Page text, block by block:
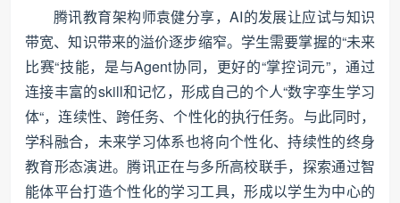
腾讯教育架构师袁健分享，AI的发展让应试与知识
带宽、知识带来的溢价逐步缩窄。学生需要掌握的“未来
比赛“技能，是与Agent协同，更好的“掌控词元”，通过
连接丰富的skill和记忆，形成自己的个人“数字孪生学习
体“，连续性、跨任务、个性化的执行任务。与此同时，
学科融合，未来学习体系也将向个性化、持续性的终身
教育形态演进。腾讯正在与多所高校联手，探索通过智
能体平台打造个性化的学习工具，形成以学生为中心的